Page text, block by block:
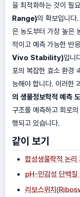
을 최적화하는 것이 필
Range)의 확보입니다
은 농도부터 가장 높은
적이고 예측 가능한 반
Vivo Stability)입니
포의 복잡한 효소 환경
능해야 합니다. 이러한
의 생물정보학적 예측
구조를 예측하고 회로
행되고 있습니다.
같이 보기
합성생물학적 논리
pH-민감성 단백질
리보스위치